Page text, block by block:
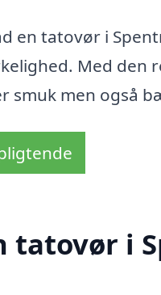
en tatovør i
Med den
smuk men også
tatovør i